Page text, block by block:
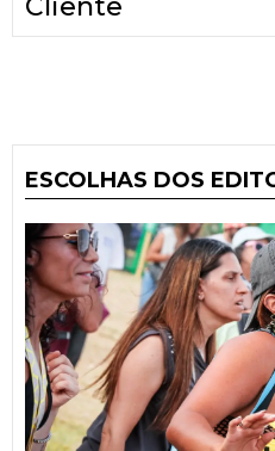
Cliente
ESCOLHAS DOS